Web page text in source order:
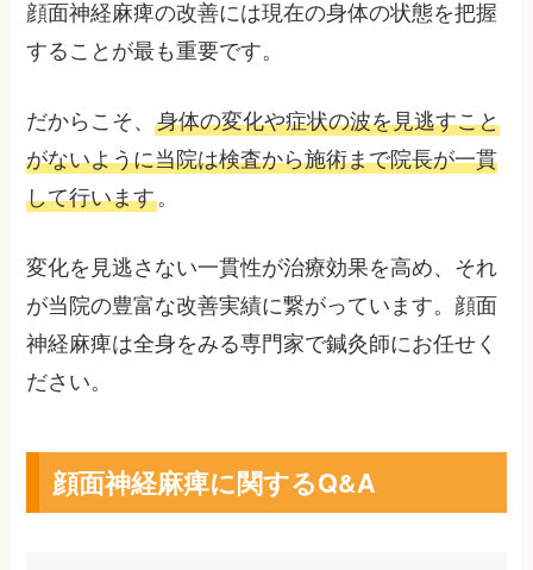
顔面神経麻痺の改善には現在の身体の状態を把握
することが最も重要です。
だからこそ、身体の変化や症状の波を見逃すこと
がないように当院は検査から施術まで院長が一貫
して行います。
変化を見逃さない一貫性が治療効果を高め、それ
が当院の豊富な改善実績に繋がっています。顔面
神経麻痺は全身をみる専門家で鍼灸師にお任せく
ださい。
顔面神経麻痺に関するQ&A